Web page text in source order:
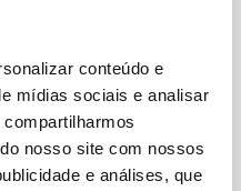
conteúdo e
mídias sociais e analisar
nosso site com nossos
e análises, que